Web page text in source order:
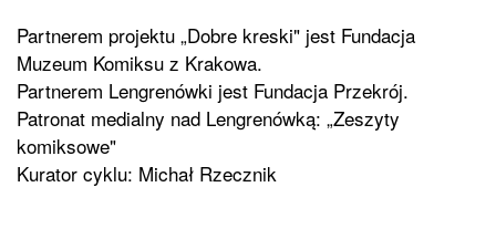
Partnerem projektu „Dobre kreski" jest Fundacja
Muzeum Komiksu z Krakowa.
Partnerem Lengrenówki jest Fundacja Przekrój.
Patronat medialny nad Lengrenówką: „Zeszyty
komiksowe"
Kurator cyklu: Michał Rzecznik